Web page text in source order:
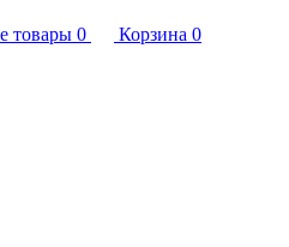
товары 0 Корзина 0